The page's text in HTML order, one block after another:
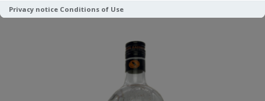
Privacy notice Conditions of Use